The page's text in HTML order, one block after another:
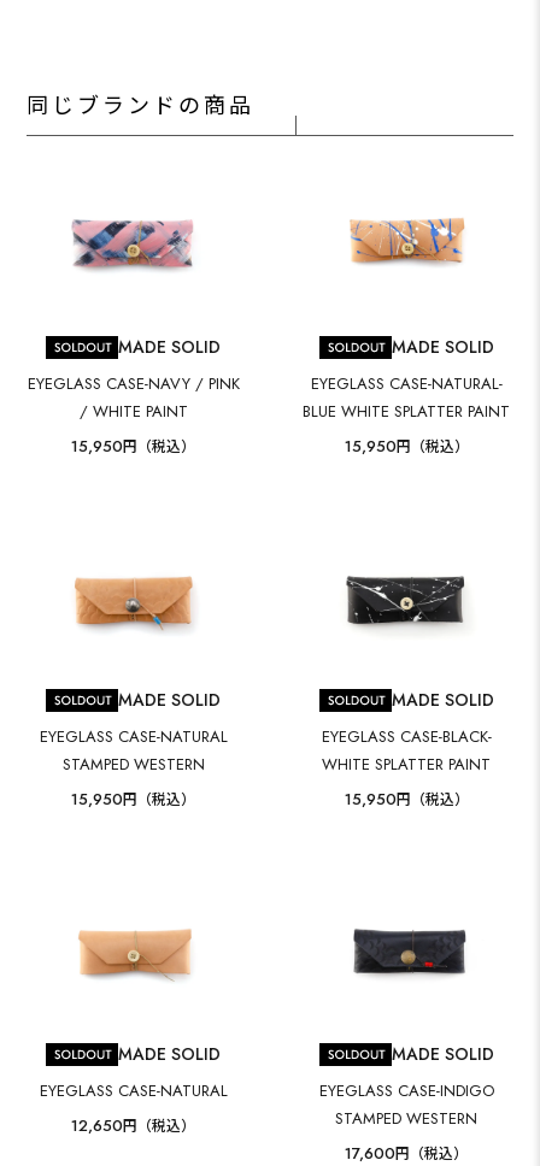
同じブランドの商品
MADE SOLID
EYEGLASS CASE-NAVY / PINK
/ WHITE PAINT
15,950円（税込）
MADE SOLID
EYEGLASS CASE-NATURAL-
BLUE WHITE SPLATTER PAINT
15,950円（税込）
MADE SOLID
EYEGLASS CASE-NATURAL
STAMPED WESTERN
15,950円（税込）
MADE SOLID
EYEGLASS CASE-BLACK-
WHITE SPLATTER PAINT
15,950円（税込）
MADE SOLID
EYEGLASS CASE-NATURAL
12,650円（税込）
MADE SOLID
EYEGLASS CASE-INDIGO
STAMPED WESTERN
17,600円（税込）